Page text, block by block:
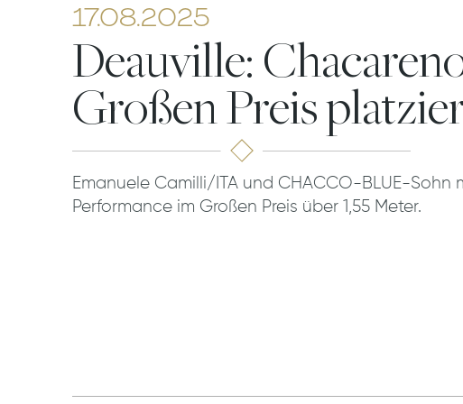
17.08.2025
Deauville:
Großen Preis
Emanuele Camilli/ITA und CHACCO-BLUE-Sohn
Performance im Großen Preis über 1,55 Meter.